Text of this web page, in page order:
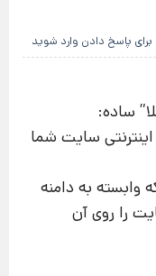
برای پاسخ دادن وارد شوید
سایت شما
وابسته به دامنه
را روی آن